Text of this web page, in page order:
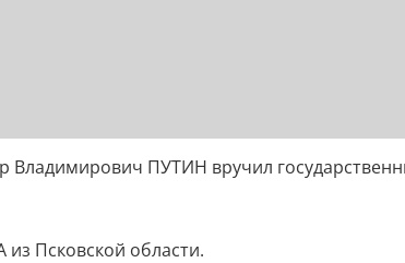
ПУТИН вручил
Псковской области.